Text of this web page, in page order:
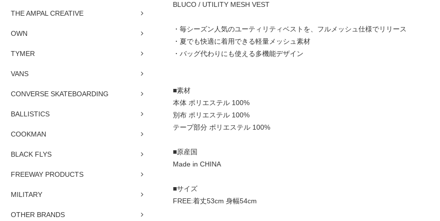
THE AMPAL CREATIVE
OWN
TYMER
VANS
CONVERSE SKATEBOARDING
BALLISTICS
COOKMAN
BLACK FLYS
FREEWAY PRODUCTS
MILITARY
OTHER BRANDS
BLUCO / UTILITY MESH VEST
・毎シーズン人気のユーティリティベストを、フルメッシュ仕様でリリース
・夏でも快適に着用できる軽量メッシュ素材
・バッグ代わりにも使える多機能デザイン
■素材
本体 ポリエステル 100%
別布 ポリエステル 100%
テープ部分 ポリエステル 100%
■原産国
Made in CHINA
■サイズ
FREE:着丈53cm 身幅54cm